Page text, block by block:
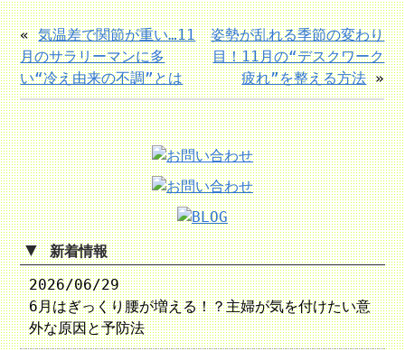
«気温差で関節が重い…11
月のサラリーマンに多
い“冷え由来の不調”とは
姿勢が乱れる季節の変わり
目！11月の“デスクワーク
疲れ”を整える方法»
▼ 新着情報
2026/06/29
6月はぎっくり腰が増える！？主婦が気を付けたい意
外な原因と予防法